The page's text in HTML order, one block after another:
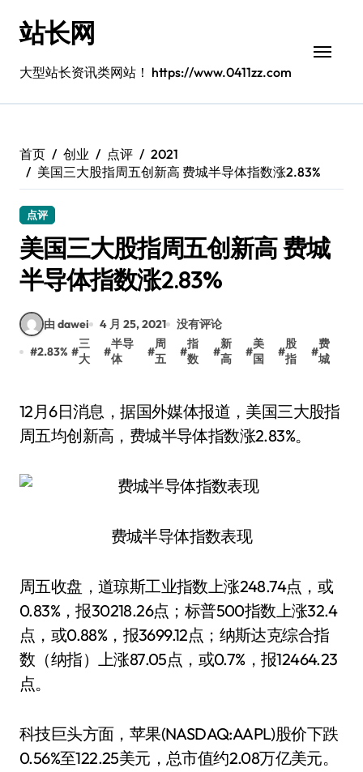
站长网
大型站长资讯类网站！ https://www.0411zz.com
首页 创业 点评
2021
美国三大股指周五创新高 费城半导体指数涨2.83%
点评
美国三大股指周五创新高 费城
半导体指数涨2.83%
由 dawei 4 月 25, 2021
没有评论
#2.83% #
三
大
#
半导
体
#
周
五
#
指
数
#
新
高
#
美
国
#
股
指
#
费
城
12月6日消息，据国外媒体报道，美国三大股指
周五均创新高，费城半导体指数涨2.83%。
费城半导体指数表现
周五收盘，道琼斯工业指数上涨248.74点，或
0.83%，报30218.26点；标普500指数上涨32.4
点，或0.88%，报3699.12点；纳斯达克综合指
数（纳指）上涨87.05点，或0.7%，报12464.23
点。
科技巨头方面，苹果(NASDAQ:AAPL)股价下跌
0.56%至122.25美元，总市值约2.08万亿美元。